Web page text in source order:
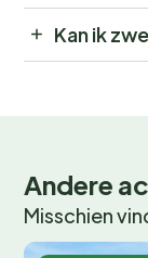
Kan ik
Andere
Misschien